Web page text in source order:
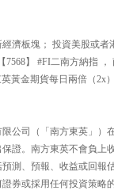
濟板塊； 投資美股或者
】 #FI二南方納指
黃金期貨每日兩倍（2x）
公司（「南方東英」）
證。南方東英不會負上
測、預報、收益或回報
券或採用任何投資策略